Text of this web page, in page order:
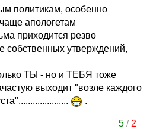
политикам, особенно
апологетам
приходится резво
собственных утверждений,
ТЫ - но и ТЕБЯ тоже
выходит "возле каждого
.
5/ 2